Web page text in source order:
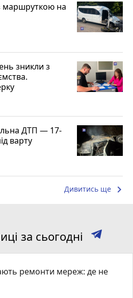
маршруткою на
зникли з
ДТП — 17-
варту
Дивитись ще keyboard_arrow_right
за сьогодні
ремонти мереж: де не